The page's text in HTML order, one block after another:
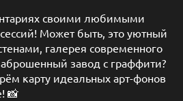
своими любимыми
Может быть, это уютный
галерея современного
завод с граффити?
карту идеальных арт-фонов
📸